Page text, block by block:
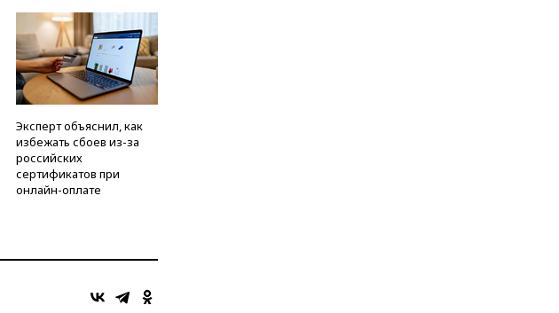
Эксперт объяснил, как
избежать сбоев из-за
российских
сертификатов при
онлайн-оплате